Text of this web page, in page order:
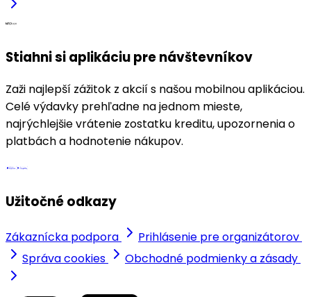
Stiahni si aplikáciu pre návštevníkov
Zaži najlepší zážitok z akcií s našou mobilnou aplikáciou.
Celé výdavky prehľadne na jednom mieste,
najrýchlejšie vrátenie zostatku kreditu, upozornenia o
platbách a hodnotenie nákupov.
Užitočné odkazy
Zákaznícka podpora
Prihlásenie pre organizátorov
Správa cookies
Obchodné podmienky a zásady